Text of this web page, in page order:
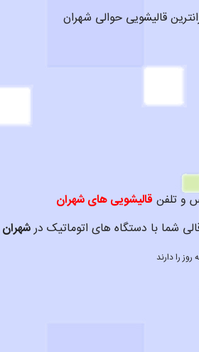
قالیشویی حوالی شهران
و تلفن قالیشویی های شهران
شما با دستگاه های اتوماتیک درشهران
را دارند